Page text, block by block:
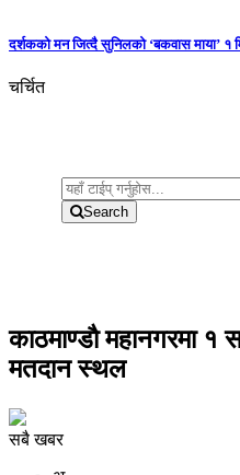
दर्शकको मन जित्दै सुनिलको ‘बकवास माया’ १
चर्चित
Search
काठमाण्डाै महानगरमा
मतदान स्थल
सबै खबर